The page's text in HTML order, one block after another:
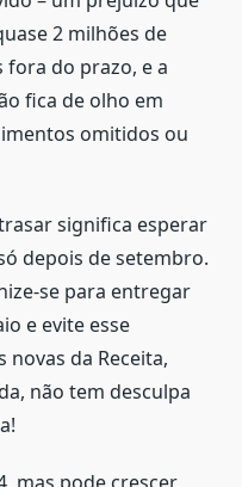
2 milhões de
do prazo, e a
fica de olho em
omitidos ou
significa esperar
depois de setembro.
se para entregar
e evite esse
novas da Receita,
não tem desculpa
mas pode crescer